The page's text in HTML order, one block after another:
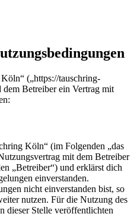
(„https://tauschring-
Betreiber ein Vertrag mit
Köln“ (im Folgenden „das
mit dem Betreiber
„Betreiber“) und erklärst dich
einverstanden.
nicht einverstanden bist, so
nutzen. Für die Nutzung des
dieser Stelle veröffentlichten